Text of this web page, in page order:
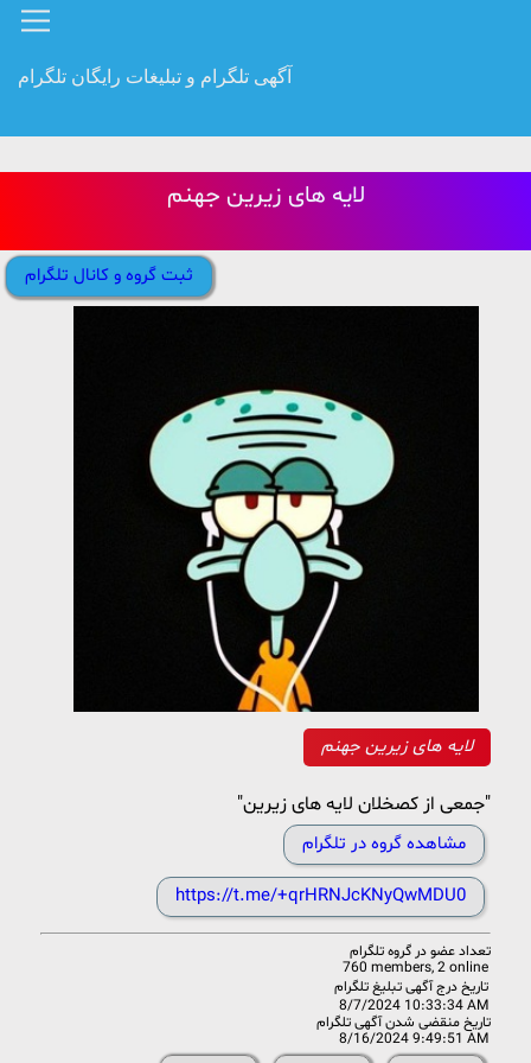
آگهی تلگرام و تبلیغات رایگان تلگرام
لایه های زیرین جهنم
ثبت گروه و کانال تلگرام
لایه های زیرین جهنم
"جمعی از کصخلان لایه های زیرین"
مشاهده گروه در تلگرام
https://t.me/+qrHRNJcKNyQwMDU0
تعداد عضو در گروه تلگرام
760 members, 2 online
تاریخ درج آگهی تبلیغ تلگرام
8/7/2024 10:33:34 AM
تاریخ منقضی شدن آگهی تلگرام
8/16/2024 9:49:51 AM